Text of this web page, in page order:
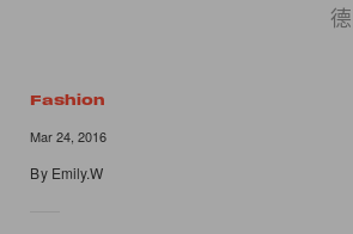
Fashion
Mar 24, 2016
By Emily.W